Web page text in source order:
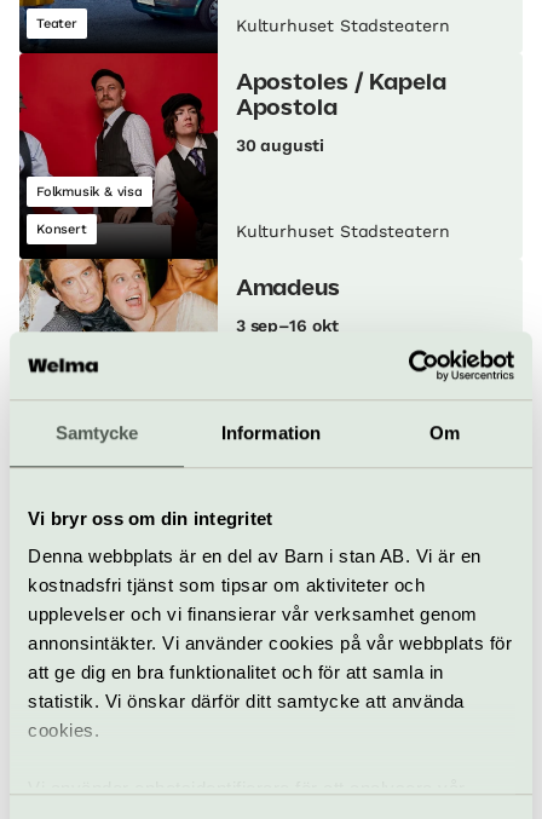
Samtycke Information Om
Vi bryr oss om din integritet
Denna webbplats är en del av Barn i stan AB. Vi är en
kostnadsfri tjänst som tipsar om aktiviteter och
upplevelser och vi finansierar vår verksamhet genom
annonsintäkter. Vi använder cookies på vår webbplats för
att ge dig en bra funktionalitet och för att samla in
statistik. Vi önskar därför ditt samtycke att använda
cookies.
Teater Kulturhuset Stadsteatern
Folkmusik & visa
Konsert
Apostoles / Kapela
Apostola
30 augusti
Kulturhuset Stadsteatern
Musikteater
Amadeus
3 sep–16 okt
Kulturhuset Stadsteatern
Teater
4 sep–11 okt
Kulturhuset Stadsteatern
Hörs det vad jag säger